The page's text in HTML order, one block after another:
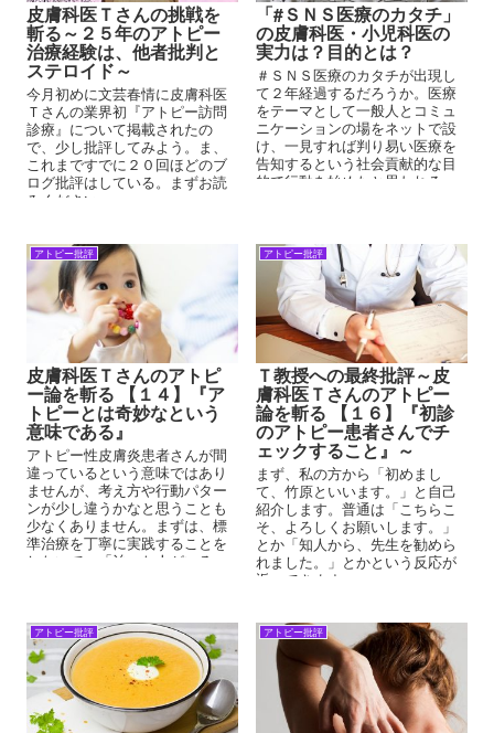
皮膚科医Ｔさんの挑戦を
斬る～２５年のアトピー
治療経験は、他者批判と
ステロイド～
今月初めに文芸春情に皮膚科医
Ｔさんの業界初『アトピー訪問
診療』について掲載されたの
で、少し批評してみよう。ま、
これまですでに２０回ほどのブ
ログ批評はしている。まずお読
みください。
「#ＳＮＳ医療のカタチ」
の皮膚科医・小児科医の
実力は？目的とは？
＃ＳＮＳ医療のカタチが出現し
て２年経過するだろうか。医療
をテーマとして一般人とコミュ
ニケーションの場をネットで設
け、一見すれば判り易い医療を
告知するという社会貢献的な目
的で行動を始めたと思われる。
活動し、ＳＮＳでの民間療法へ
の攻撃は、サブアカウントの匿
名で昔のやくざ屋さんを彷彿と
させる言葉でなじり、厚労省薬
機関連へ逐一報告する末端医師
の行動だった。得意のコメント
は『そのエビデンスを示せ』と
いう決まり文句だった。
アトピー批評
皮膚科医Ｔさんのアトピ
ー論を斬る 【１４】『ア
トピーとは奇妙なという
意味である』
アトピー性皮膚炎患者さんが間
違っているという意味ではあり
ませんが、考え方や行動パター
ンが少し違うかなと思うことも
少なくありません。まずは、標
準治療を丁寧に実践することを
しないで、「治った人がいる」
に思います。
アトピー批評
Ｔ教授への最終批評～皮
膚科医Ｔさんのアトピー
論を斬る 【１６】『初診
のアトピー患者さんでチ
ェックすること』～
まず、私の方から「初めまし
て、竹原といいます。」と自己
紹介します。普通は「こちらこ
そ、よろしくお願いします。」
とか「知人から、先生を勧めら
れました。」とかという反応が
返ってきます。
アトピー批評 アトピー批評